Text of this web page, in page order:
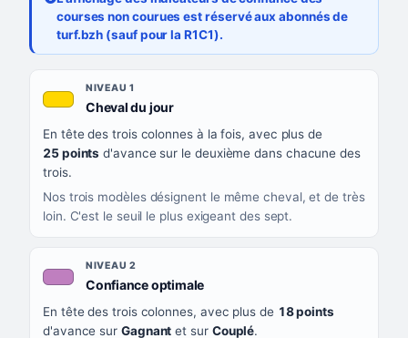
courses non courues est réservé aux abonnés de
turf.bzh (sauf pour la R1C1).
QUAND LA LIGNE PREND CETTE COULEUR
CE QUE CELA VOUS DIT
NIVEAU 1
Cheval du jour, couleur jaune or
En tête des trois colonnes à la fois, avec plus de
25 points d'avance sur le deuxième dans chacune des
trois.
Nos trois modèles désignent le même cheval, et de très
loin. C'est le seuil le plus exigeant des sept.
NIVEAU 2
Confiance optimale, couleur mauve
En tête des trois colonnes, avec plus de 18 points
d'avance sur Gagnant et sur Couplé.